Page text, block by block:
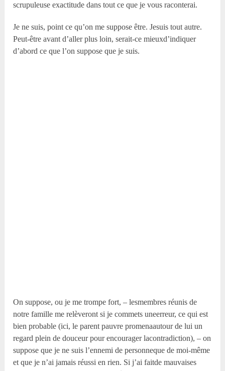
scrupuleuse exactitude dans tout ce que je vous raconterai.
Je ne suis, point ce qu’on me suppose être. Jesuis tout autre.
Peut-être avant d’aller plus loin, serait-ce mieuxd’indiquer
d’abord ce que l’on suppose que je suis.
On suppose, ou je me trompe fort, – lesmembres réunis de
notre famille me relèveront si je commets uneerreur, ce qui est
bien probable (ici, le parent pauvre promenaautour de lui un
regard plein de douceur pour encourager lacontradiction), – on
suppose que je ne suis l’ennemi de personneque de moi-même
et que je n’ai jamais réussi en rien. Si j’ai faitde mauvaises